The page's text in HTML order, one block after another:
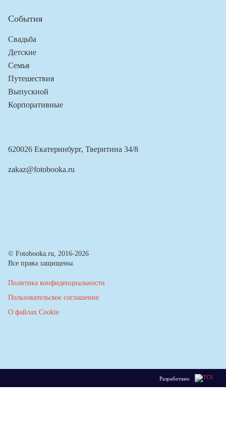
События
Свадьба
Детские
Семья
Путешествия
Выпускной
Корпоративные
620026 Екатеринбург, Тверитина 34/8
zakaz@fotobooka.ru
© Fotobooka.ru, 2016-2026
Все права защищены.
Политика конфиденциальности
Пользовательское соглашение
О файлах Cookie
Разработано